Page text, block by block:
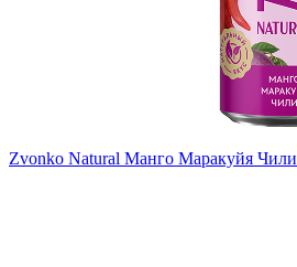
Zvonko Natural Манго Маракуйя Чили